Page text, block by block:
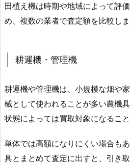
田植え機は時期や地域によって評
め、複数の業者で査定額を比較しま
耕運機・管理機
耕運機や管理機は、小規模な畑や
械として使われることが多い農機
状態によっては買取対象になること
単体では高額になりにくい場合も
具とまとめて査定に出すと、引き